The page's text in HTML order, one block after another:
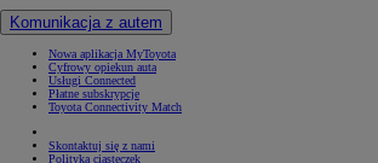
Komunikacja z autem
Nowa aplikacja MyToyota
Cyfrowy opiekun auta
Usługi Connected
Płatne subskrypcje
Toyota Connectivity Match
Skontaktuj się z nami
Polityka ciasteczek